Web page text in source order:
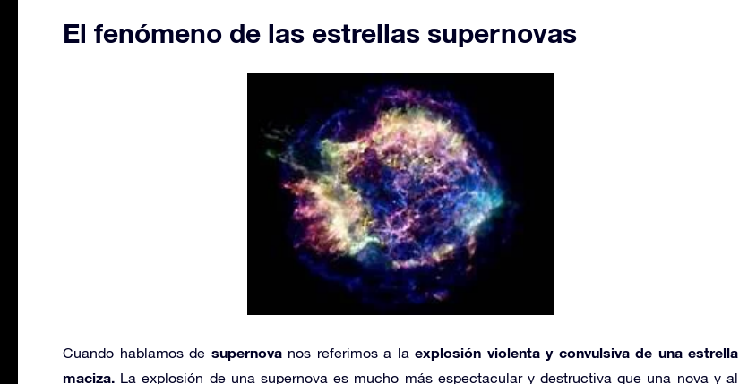
El fenómeno de las estrellas supernovas
Cuando hablamos de supernovanos referimos a la explosión violenta y convulsiva de una estrella
maciza. La explosión de una supernova es mucho más espectacular y destructiva que una nova y al